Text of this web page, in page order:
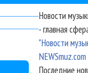
Новости
- главная
"Новости
NEWSmuz.com
Последние